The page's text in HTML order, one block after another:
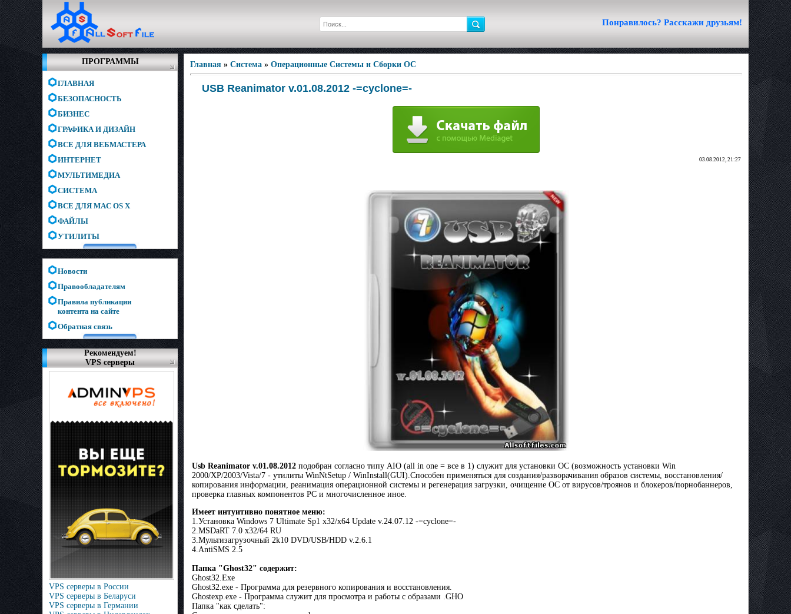
Понравилось? Расскажи друзьям!
ПРОГРАММЫ
ГЛАВНАЯ
БЕЗОПАСНОСТЬ
БИЗНЕС
ГРАФИКА И ДИЗАЙН
ВСЕ ДЛЯ ВЕБМАСТЕРА
ИНТЕРНЕТ
МУЛЬТИМЕДИА
СИСТЕМА
ВСЕ ДЛЯ MAC OS X
ФАЙЛЫ
УТИЛИТЫ
Новости
Правообладателям
Правила публикации
контента на сайте
Обратная связь
Рекомендуем!
VPS серверы
VPS серверы в России
VPS серверы в Беларуси
VPS серверы в Германии
Главная » Система » Операционные Системы и Сборки ОС
USB Reanimator v.01.08.2012 -=сyclone=-
03.08.2012, 21:27
Usb Reanimator v.01.08.2012 подобран согласно типу AIO (all in one = все в 1) служит для установки ОС (вoзможность установки Win
2000/XP/2003/Vista/7 - утилиты WinNtSetup / WinInstall(GUI).Способен применяться для создания/разворачивания образов системы, восстановления/
копирования информации, реанимация операционной системы и регенерация загрузки, очищение ОС от вирусов/троянов и блокеров/порнобаннеров,
проверка главных компонентов РС и многочисленное иное.
Имеет интуитивно понятное меню:
1.Установка Windows 7 Ultimate Sp1 x32/x64 Update v.24.07.12 -=cyclone=-
2.MSDaRT 7.0 x32/64 RU
3.Мультизагрузочный 2k10 DVD/USB/HDD v.2.6.1
4.AntiSMS 2.5
Папка "Ghost32" содержит:
Ghost32.Exe
Ghost32.exe - Программа для резервного копирования и восстановления.
Ghostexp.exe - Программа служит для просмотра и работы с образами .GHO
Папка "как сделать":